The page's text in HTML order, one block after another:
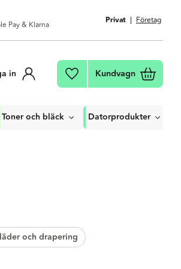
Pay & Klarna Privat Företag
in Favoriter
Kundvagn
Toner och bläck Datorprodukter
och drapering